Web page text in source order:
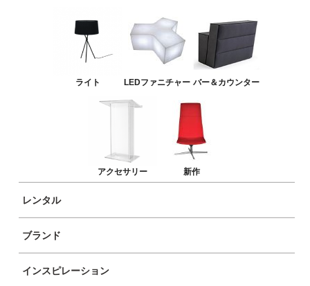
ライト LEDファニチャー バー＆カウンター
アクセサリー 新作
レンタル
ブランド
インスピレーション
商品イメージ